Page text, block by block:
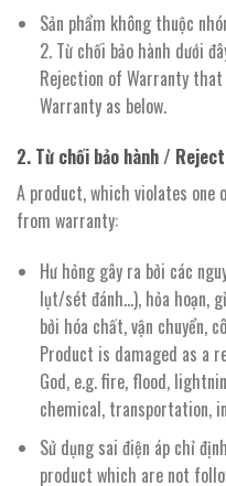
Sản phẩm không thuộc
2. Từ chối bảo hành dưới
Rejection of Warranty
Warranty as below.
2. Từ chối bảo hành /
A product, which violates one
from warranty:
Hư hỏng gây ra bởi các
lụt/sét đánh…), hỏa hoạn,
bởi hóa chất, vận chuyển,
Product is damaged as a
God, e.g. fire, flood,
chemical, transportation,
Sử dụng sai điện áp chỉ
product which are not